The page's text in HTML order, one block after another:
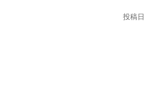
投稿